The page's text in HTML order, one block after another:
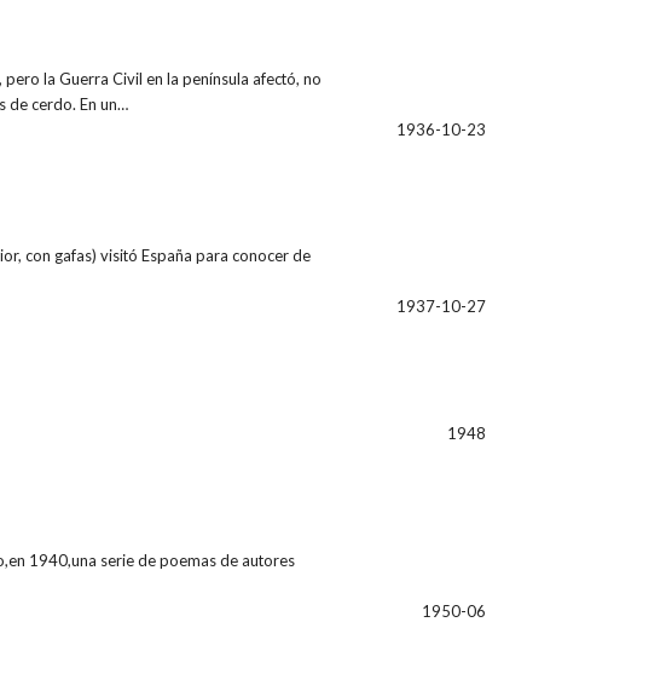
la Guerra Civil en la península afectó, no
de cerdo. En un…
1936-10-23
con gafas) visitó España para conocer de
1937-10-27
1948
1940,una serie de poemas de autores
1950-06